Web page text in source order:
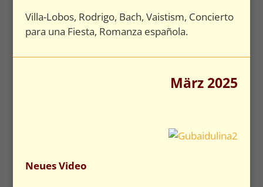
Villa-Lobos, Rodrigo, Bach, Vaistism, Concierto
para una Fiesta, Romanza española.
März 2025
Neues Video